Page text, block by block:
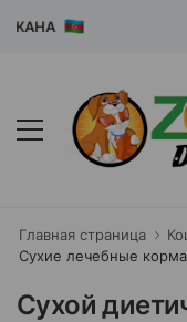
Главная страница
Сухие лечебные корма
Сухой